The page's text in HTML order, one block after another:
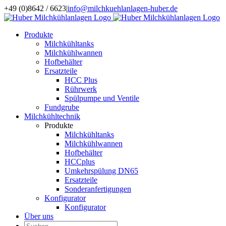
Zum
Inhalt
+49 (0)8642 / 6623|info@milchkuehlanlagen-huber.de
Produkte
Milchkühltanks
Milchkühlwannen
Hofbehälter
Ersatzteile
HCC Plus
Rührwerk
Spülpumpe und Ventile
Fundgrube
Milchkühltechnik
Produkte
Milchkühltanks
Milchkühlwannen
Hofbehälter
HCCplus
Umkehrspülung DN65
Ersatzteile
Sonderanfertigungen
Konfigurator
Konfigurator
Über uns